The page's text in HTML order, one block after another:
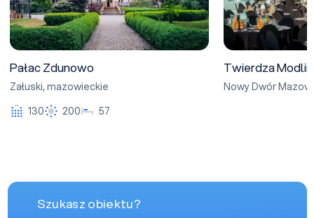
Pałac Zdunowo
Załuski,mazowieckie
130
200 57
Twierdza Modlin
Nowy Dwór
Szukasz obiektu?